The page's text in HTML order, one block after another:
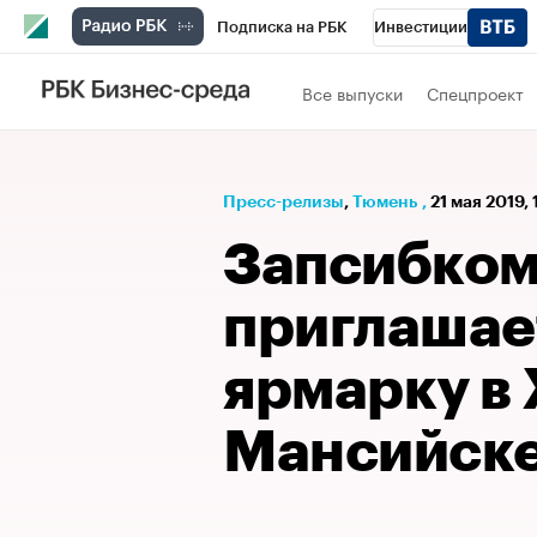
Подписка на РБК Инвестиции
РБК Вино
Проверка контрагентов Политика
Все выпуски Спецпроект
Пресс-релизы⁠, Тюмень , 21 мая 2019,
ярмарку в